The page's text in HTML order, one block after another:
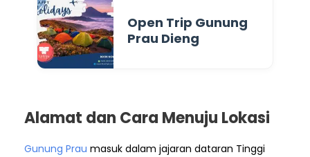
Open Trip Gunung
Prau Dieng
Alamat dan Cara Menuju Lokasi
Gunung Prau masuk dalam jajaran dataran Tinggi